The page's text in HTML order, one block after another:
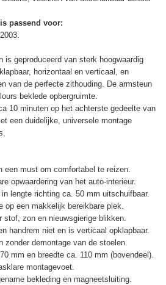
passend voor:
is geproduceerd van sterk hoogwaardig
horizontaal en verticaal, en
van de perfecte zithouding. De armsteun
beklede opbergruimte.
10 minuten op het achterste gedeelte van
een duidelijke, universele montage
een must om comfortabel te reizen.
opwaardering van het auto-interieur.
lengte richting ca. 50 mm uitschuifbaar.
op een makkelijk bereikbare plek.
stof, zon en nieuwsgierige blikken.
handrem niet en is verticaal opklapbaar.
zonder demontage van de stoelen.
mm en breedte ca. 110 mm (bovendeel).
montagevoet.
bekleding en magneetsluiting.